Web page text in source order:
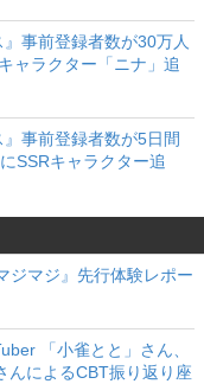
事前登録者数が30万人
ャラクター「ニナ」追
事前登録者数が5日間
SSRキャラクター追
ジマジ』先行体験レポー
「小雀とと」さん、
んによるCBT振り返り座